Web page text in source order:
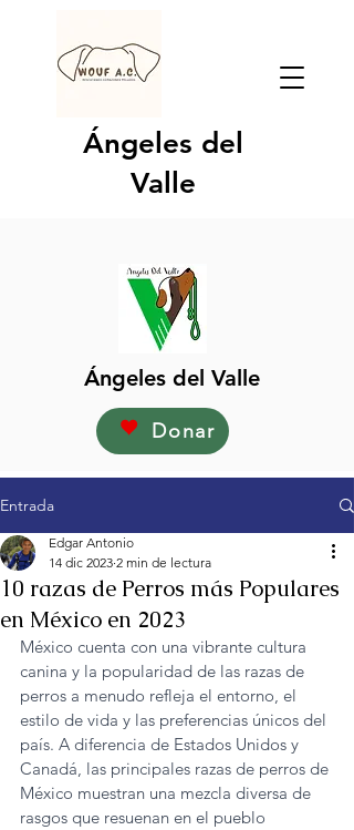
Ángeles del
Valle
Ángeles del Valle
Donar
Entrada
10 razas de Perros más Populares
en México en 2023
Edgar Antonio
14 dic 2023 2 min de lectura
México cuenta con una vibrante cultura
canina y la popularidad de las razas de
perros a menudo refleja el entorno, el
estilo de vida y las preferencias únicos del
país. A diferencia de Estados Unidos y
Canadá, las principales razas de perros de
México muestran una mezcla diversa de
rasgos que resuenan en el pueblo